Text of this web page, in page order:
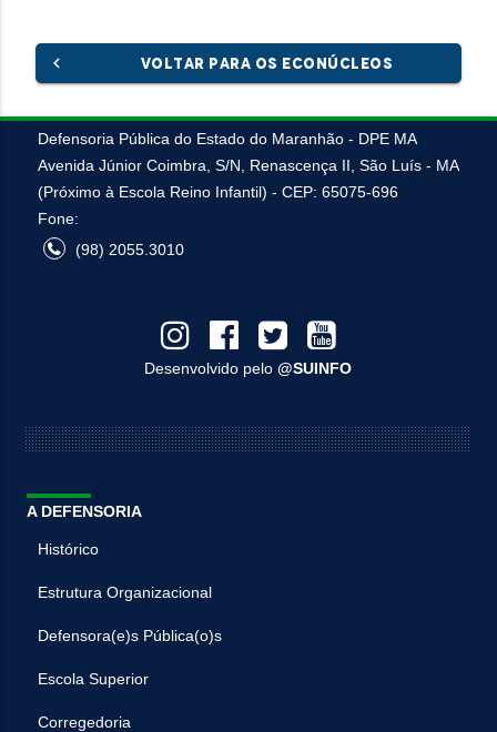
chevron_left VOLTAR PARA OS ECONÚCLEOS
Defensoria Pública do Estado do Maranhão - DPE MA
Avenida Júnior Coimbra, S/N, Renascença II, São Luís - MA
(Próximo à Escola Reino Infantil) - CEP: 65075-696
Fone:
(98) 2055.3010
Desenvolvido pelo@SUINFO
A DEFENSORIA
Histórico
Estrutura Organizacional
Defensora(e)s Pública(o)s
Escola Superior
Corregedoria